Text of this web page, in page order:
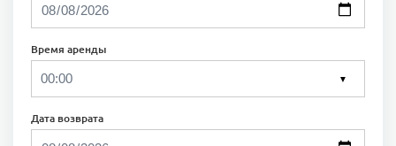
Время аренды
▼
Дата возврата